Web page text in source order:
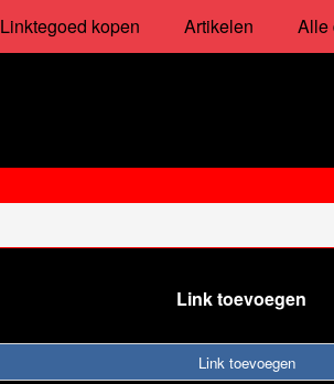
Linktegoed kopen Artikelen Alle
Link toevoegen
Link toevoegen